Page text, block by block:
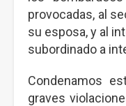
provocadas, al
su esposa, y al
subordinado a
Condenamos
graves